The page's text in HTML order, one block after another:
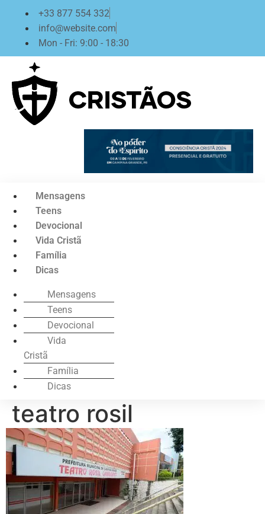
conteúdo
+33 877 554 332
info@website.com
Mon - Fri: 9:00 - 18:30
Mensagens
Teens
Devocional
Vida Cristã
Família
Dicas
Mensagens
Teens
Devocional
Vida
Cristã
Família
Dicas
teatro rosil